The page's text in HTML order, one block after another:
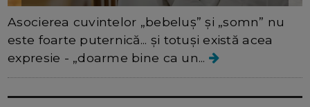
Asocierea cuvintelor „bebeluș” și „somn” nu
este foarte puternică... și totuși există acea
expresie - „doarme bine ca un...